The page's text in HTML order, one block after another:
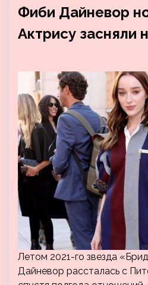
Фиби Дайневор
Актрису засняли
Летом 2021-го звезда
Дайневор рассталась с